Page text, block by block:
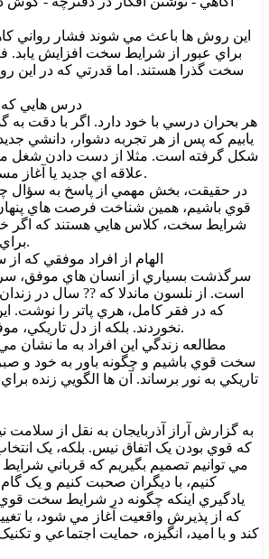
اين روش ها باعث مي شوند فشار رواني
براي عبور از شرايط سخت افزايش يابد.
سخت گذرا هستند. اما قدرتي که در اين
درس هايي که
هر بحران درسي با خود دارد. اگر با دقت به
يابيم که پس از هر تجربه دشوار، دانشي
شکل گرفته است. مثلا از دست دادن شغل
علاقه اي جديد يا آغاز مسير کاري متفاوتي شود.
در حقيقت، بخش مهمي از پاسخ به سؤال
قوي باشيم، همين شناخت فرصت هاي
شرايط سخت، کلاس هايي هستند که اگر
براي هميشه رشد مي کنيم.
الهام از افراد موفقي که
سرگذشت بسياري از انسان هاي موفق،
است. از نلسون ماندلا که ?? سال در
که در فقر کامل، هري پاتر را نوشت.
نخوردند. بلکه از دل تاريکي، موفقيت را بيرون کشيدند.
مطالعه زندگي اين افراد به ما نشان
سخت قوي باشيم و چگونه باور به خود و
تاريکي به نور برساند. آن ها الگويي زنده
به گزارش آراز آذربايجان به نقل از سلامت
که قوي بودن يک اتفاق نيس. بلکه، يک
مي توانيم تصميم بگيريم که قرباني شرايط
کنيم، با ديگران صحبت کنيم و يک
يادگيري اينکه چگونه در شرايط سخت
که از پذيرش واقعيت آغاز مي شود، با
کند و با اميد، انگيزه، حمايت اجتماعي و